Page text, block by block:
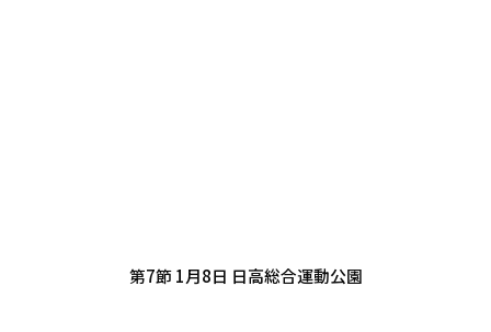
第7節 1月8日 日高総合運動公園